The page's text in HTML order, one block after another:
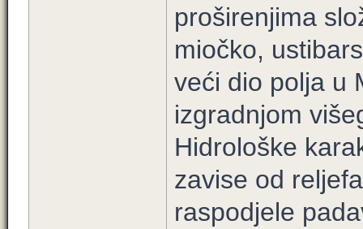
proširenjima
miočko,
veći dio polja u
izgradnjom
Hidrološke
zavise od
raspodjele